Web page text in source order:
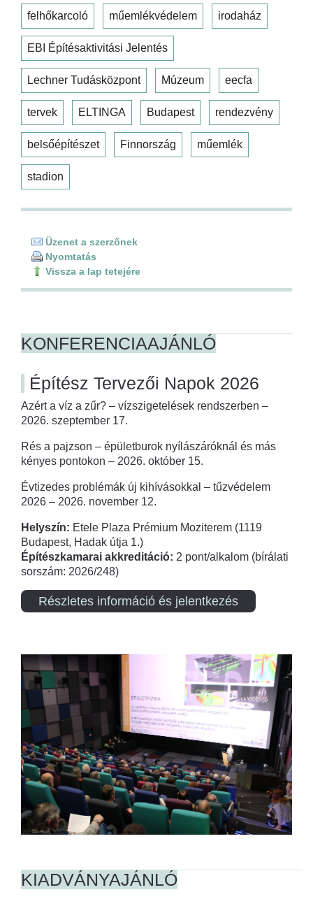
felhőkarcoló műemlékvédelem irodaház
EBI Építésaktivitási Jelentés
Lechner Tudásközpont Múzeum eecfa
tervek ELTINGA Budapest rendezvény
belsőépítészet Finnország műemlék
stadion
Üzenet a szerzőnek
Nyomtatás
Vissza a lap tetejére
KONFERENCIAAJÁNLÓ
Építész Tervezői Napok 2026
Azért a víz a zűr? – vízszigetelések rendszerben –
2026. szeptember 17.
Rés a pajzson – épületburok nyílászáróknál és más
kényes pontokon – 2026. október 15.
Évtizedes problémák új kihívásokkal – tűzvédelem
2026 – 2026. november 12.
Helyszín: Etele Plaza Prémium Moziterem (1119
Budapest, Hadak útja 1.)
Építészkamarai akkreditáció: 2 pont/alkalom (bírálati
sorszám: 2026/248)
Részletes információ és jelentkezés
KIADVÁNYAJÁNLÓ